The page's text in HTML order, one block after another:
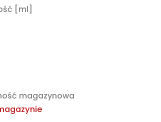
[ml]
magazynowa